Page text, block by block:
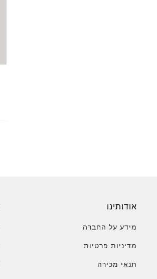
אודותינו
מידע על החברה
מדיניות פרטיות
תנאי מכירה